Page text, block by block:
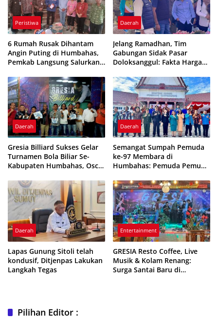
Peristiwa
6 Rumah Rusak Dihantam
Angin Puting di Humbahas,
Pemkab Langsung Salurkan
Daerah
Jelang Ramadhan, Tim
Gabungan Sidak Pasar
Doloksanggul: Fakta Harga
Daerah
Gresia Billiard Sukses Gelar
Turnamen Bola Biliar Se-
Kabupaten Humbahas, Oscar
Daerah
Semangat Sumpah Pemuda
ke-97 Membara di
Humbahas: Pemuda Pemudi
Daerah
Lapas Gunung Sitoli telah
kondusif, Ditjenpas Lakukan
Langkah Tegas
Entertainment
GRESIA Resto Coffee, Live
Musik & Kolam Renang:
Surga Santai Baru di
Pilihan Editor :